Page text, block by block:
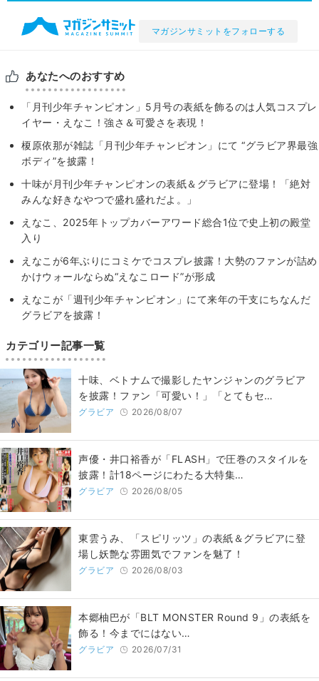
マガジンサミットをフォローする
あなたへのおすすめ
「月刊少年チャンピオン」5月号の表紙を飾るのは人気コスプレ
イヤー・えなこ！強さ＆可愛さを表現！
榎原依那が雑誌「月刊少年チャンピオン」にて “グラビア界最強
ボディ”を披露！
十味が月刊少年チャンピオンの表紙＆グラビアに登場！「絶対
みんな好きなやつで盛れ盛れだよ。」
えなこ、2025年トップカバーアワード総合1位で史上初の殿堂
入り
えなこが6年ぶりにコミケでコスプレ披露！大勢のファンが詰め
かけウォールならぬ“えなこロード”が形成
えなこが「週刊少年チャンピオン」にて来年の干支にちなんだ
グラビアを披露！
カテゴリー記事一覧
十味、ベトナムで撮影したヤンジャンのグラビア
を披露！ファン「可愛い！」「とてもセ…
グラビア 2026/08/07
声優・井口裕香が「FLASH」で圧巻のスタイルを
披露！計18ページにわたる大特集…
グラビア 2026/08/05
東雲うみ、「スピリッツ」の表紙＆グラビアに登
場し妖艶な雰囲気でファンを魅了！
グラビア 2026/08/03
本郷柚巴が「BLT MONSTER Round 9」の表紙を
飾る！今までにはない…
グラビア 2026/07/31